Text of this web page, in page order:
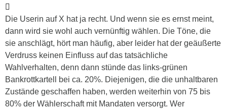
Die Userin auf X hat ja recht. Und wenn sie es ernst meint,
dann wird sie wohl auch vernünftig wählen. Die Töne, die
sie anschlägt, hört man häufig, aber leider hat der geäußerte
Verdruss keinen Einfluss auf das tatsächliche
Wahlverhalten, denn dann stünde das links-grünen
Bankrottkartell bei ca. 20%. Diejenigen, die die unhaltbaren
Zustände geschaffen haben, werden weiterhin von 75 bis
80% der Wählerschaft mit Mandaten versorgt. Wer